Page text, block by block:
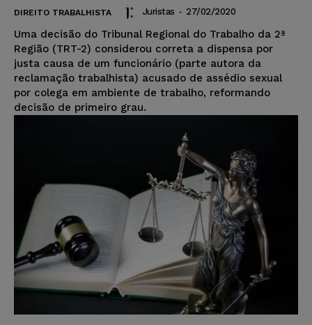
DIREITO TRABALHISTA Juristas - 27/02/2020
Uma decisão do Tribunal Regional do Trabalho da 2ª
Região (TRT-2) considerou correta a dispensa por
justa causa de um funcionário (parte autora da
reclamação trabalhista) acusado de assédio sexual
por colega em ambiente de trabalho, reformando
decisão de primeiro grau.